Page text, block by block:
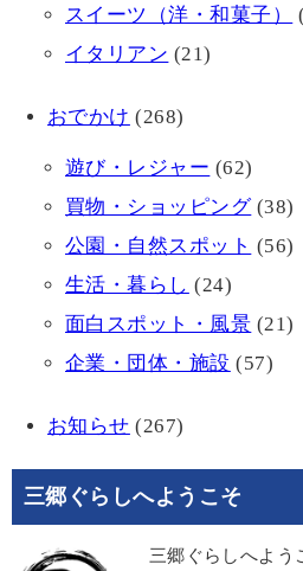
スイーツ（洋・和菓子）
イタリアン (21)
おでかけ (268)
遊び・レジャー (62)
買物・ショッピング(38)
公園・自然スポット (56)
生活・暮らし (24)
面白スポット・風景 (21)
企業・団体・施設 (57)
お知らせ (267)
三郷ぐらしへようこそ
三郷ぐらしへよう